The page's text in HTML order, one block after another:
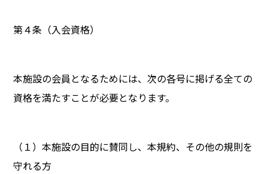
第４条（入会資格）
本施設の会員となるためには、次の各号に掲げる全ての
資格を満たすことが必要となります。
（１）本施設の目的に賛同し、本規約、その他の規則を
守れる方